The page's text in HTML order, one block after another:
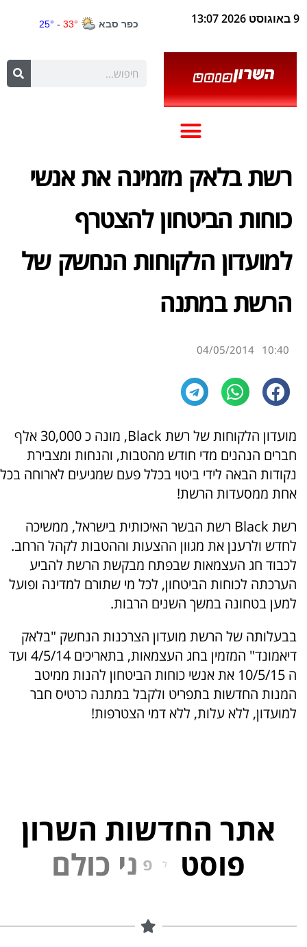
9 באוגוסט 2026 13:07
רשת בלאק מזמינה את אנשי
כוחות הביטחון להצטרף
למועדון הלקוחות הנחשק של
הרשת במתנה
10:40
04/05/2014
מועדון הלקוחות של רשת Black, מונה כ 30,000 אלף
חברים הנהנים מדי חודש מהטבות, והנחות ומצבירת
נקודות הבאה לידי ביטוי בכלל פעם שמגיעים לארוחה בכל
אחת ממסעדות הרשת!
רשת Black רשת הבשר האיכותית בישראל, ממשיכה
לחדש ולרענן את מגוון ההצעות וההטבות לקהל הרחב.
לכבוד חג העצמאות שבפתח מבקשת הרשת להביע
הערכתה לכוחות הביטחון, לכל מי שתורם למדינה ופועל
למען בטחונה במשך השנים הרבות.
בבעלותה של הרשת מועדון הצרכנות הנחשק "בלאק
דיאמונד" המזמין בחג העצמאות, בתאריכים 4/5/14 ועד
ה 10/5/15 את אנשי כוחות הביטחון להנות ממיטב
המנות החדשות בתפריט ולקבל במתנה כרטיס חבר
למועדון, ללא עלות, ללא דמי הצטרפות!
אתר החדשות השרון
פוסט